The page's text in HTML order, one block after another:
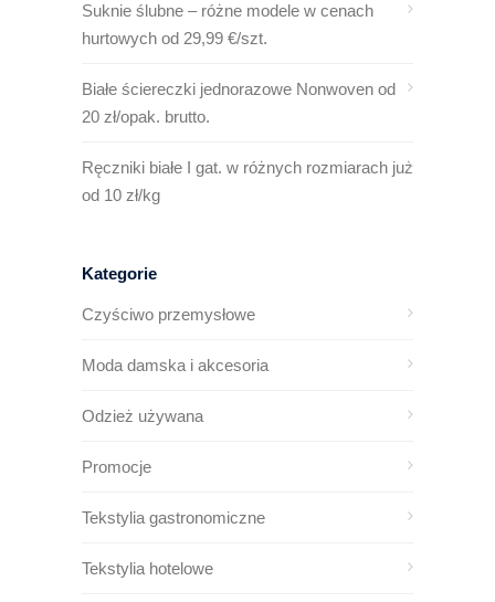
Suknie ślubne – różne modele w cenach
hurtowych od 29,99 €/szt.
Białe ściereczki jednorazowe Nonwoven od
20 zł/opak. brutto.
Ręczniki białe I gat. w różnych rozmiarach już
od 10 zł/kg
Kategorie
Czyściwo przemysłowe
Moda damska i akcesoria
Odzież używana
Promocje
Tekstylia gastronomiczne
Tekstylia hotelowe